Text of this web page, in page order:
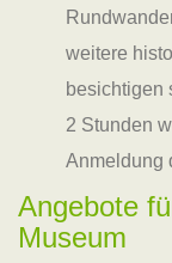
weitere
besichtigen
2 Stunden
Anmeldung
Angebote
Museum